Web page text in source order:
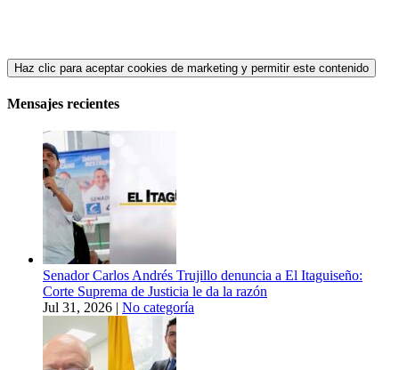
Haz clic para aceptar cookies de marketing y permitir este contenido
Mensajes recientes
Senador Carlos Andrés Trujillo denuncia a El Itaguiseño:
Corte Suprema de Justicia le da la razón
Jul 31, 2026 | No categoría